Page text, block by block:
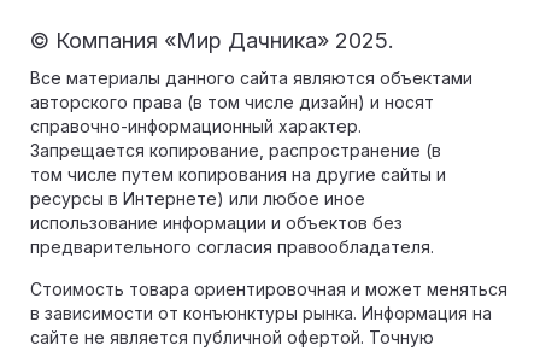
© Компания «Мир Дачника» 2025.
Все материалы данного сайта являются объектами
авторского права (в том числе дизайн) и носят
справочно-информационный характер.
Запрещается копирование, распространение (в
том числе путем копирования на другие сайты и
ресурсы в Интернете) или любое иное
использование информации и объектов без
предварительного согласия правообладателя.
Стоимость товара ориентировочная и может меняться
в зависимости от конъюнктуры рынка. Информация на
сайте не является публичной офертой. Точную